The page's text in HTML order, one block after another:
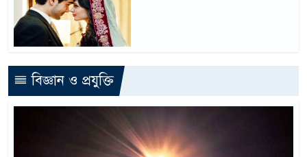
বিজ্ঞান ও প্রযুক্তি